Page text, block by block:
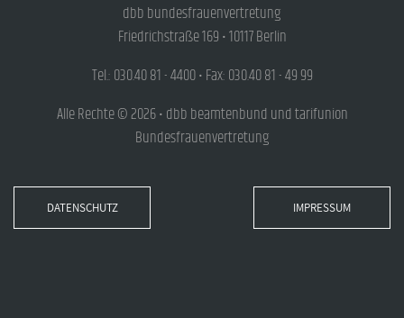
dbb bundesfrauenvertretung
Friedrichstraße 169 • 10117 Berlin
Tel.: 030.40 81 - 4400 • Fax: 030.40 81 - 49 99
Alle Rechte © 2026 • dbb beamtenbund und tarifunion
Bundesfrauenvertretung
DATENSCHUTZ IMPRESSUM